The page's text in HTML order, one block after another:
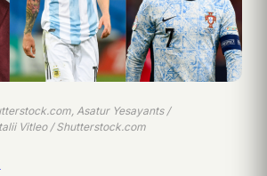
Asatur Yesayants /
Vitleo / Shutterstock.com